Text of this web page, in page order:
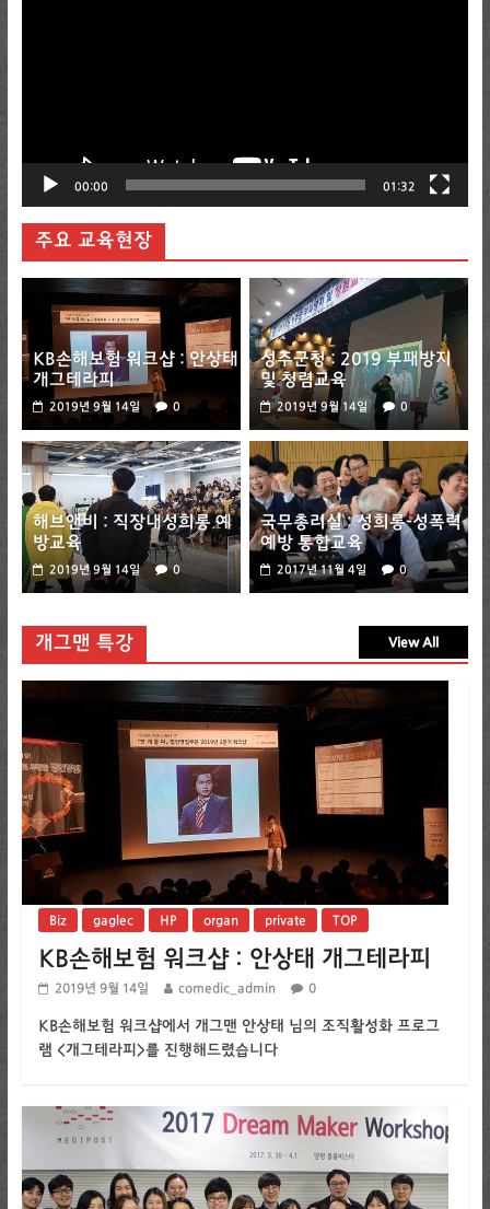
00:00 01:32
주요 교육현장
KB손해보험 워크샵 : 안상태
개그테라피
2019년 9월 14일 0
성주군청 : 2019 부패방지
및 청렴교육
2019년 9월 14일 0
해브앤비 : 직장내성희롱 예
방교육
2019년 9월 14일 0
국무총리실 : 성희롱-성폭력
예방 통합교육
2017년 11월 4일 0
개그맨 특강 View All
Biz gaglec HP organ private TOP
KB손해보험 워크샵 : 안상태 개그테라피
2019년 9월 14일 comedic_admin 0
KB손해보험 워크샵에서 개그맨 안상태 님의 조직활성화 프로그
램 <개그테라피>를 진행해드렸습니다